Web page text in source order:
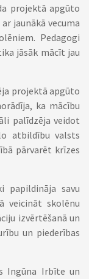
projektā apgūto
jaunākā vecuma
Pedagogi
jāsāk mācīt jau
projektā apgūto
ka mācību
palīdzēja veidot
atbildību valsts
pārvarēt krīzes
papildināja savu
veicināt skolēnu
izvērtēšanā un
un piederības
Ingūna Irbīte un